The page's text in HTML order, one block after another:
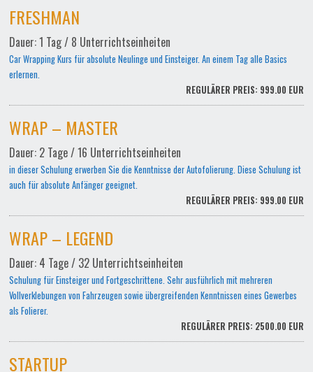
FRESHMAN
Dauer: 1 Tag / 8 Unterrichtseinheiten
Car Wrapping Kurs für absolute Neulinge und Einsteiger. An einem Tag alle Basics
erlernen.
REGULÄRER PREIS: 999.00 EUR
WRAP – MASTER
Dauer: 2 Tage / 16 Unterrichtseinheiten
in dieser Schulung erwerben Sie die Kenntnisse der Autofolierung. Diese Schulung ist
auch für absolute Anfänger geeignet.
REGULÄRER PREIS: 999.00 EUR
WRAP – LEGEND
Dauer: 4 Tage / 32 Unterrichtseinheiten
Schulung für Einsteiger und Fortgeschrittene. Sehr ausführlich mit mehreren
Vollverklebungen von Fahrzeugen sowie übergreifenden Kenntnissen eines Gewerbes
als Folierer.
REGULÄRER PREIS: 2500.00 EUR
STARTUP